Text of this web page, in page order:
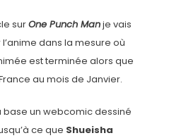
surOne Punch Manje vais
dans la mesure où
est terminée alors que
au mois de Janvier.
base un webcomic dessiné
ce que Shueisha